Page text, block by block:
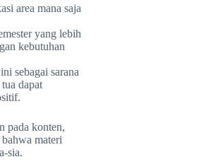
area mana saja
yang lebih
kebutuhan
sebagai sarana
dapat
pada konten,
materi
sia.